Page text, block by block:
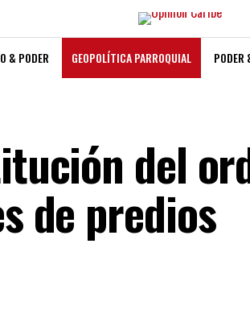
& PODER GEOPOLÍTICA PARROQUIAL PODER
del
de predios